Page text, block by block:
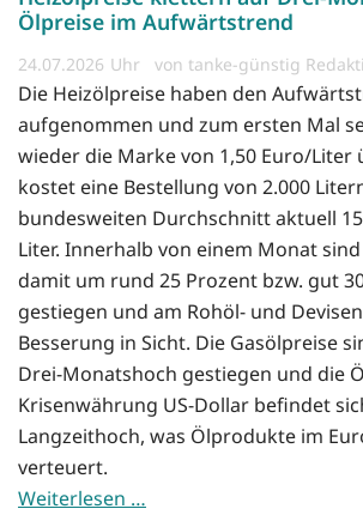
Ölpreise im Aufwärtstrend
24.07.2026 von tanke-günstig
Die Heizölpreise haben den
aufgenommen und zum ersten Mal
wieder die Marke von 1,50 Euro/Liter
kostet eine Bestellung von 2.000
bundesweiten Durchschnitt aktuell
Liter. Innerhalb von einem Monat
damit um rund 25 Prozent bzw. gut
gestiegen und am Rohöl- und
Besserung in Sicht. Die Gasölpreise
Drei-Monatshoch gestiegen und die
Krisenwährung US-Dollar befindet
Langzeithoch, was Ölprodukte im
verteuert.
Weiterlesen …